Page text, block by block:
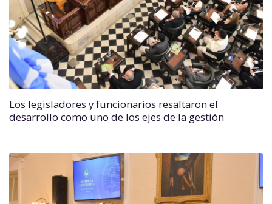
Los legisladores y funcionarios resaltaron el
desarrollo como uno de los ejes de la gestión